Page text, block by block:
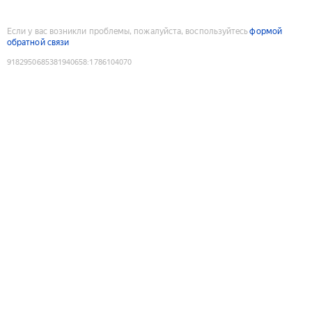
Если у вас возникли проблемы, пожалуйста, воспользуйтесьформой
обратной связи
9182950685381940658:1786104070